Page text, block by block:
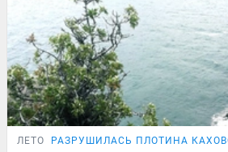
ЛЕТО РАЗРУШИЛАСЬ ПЛОТИНА